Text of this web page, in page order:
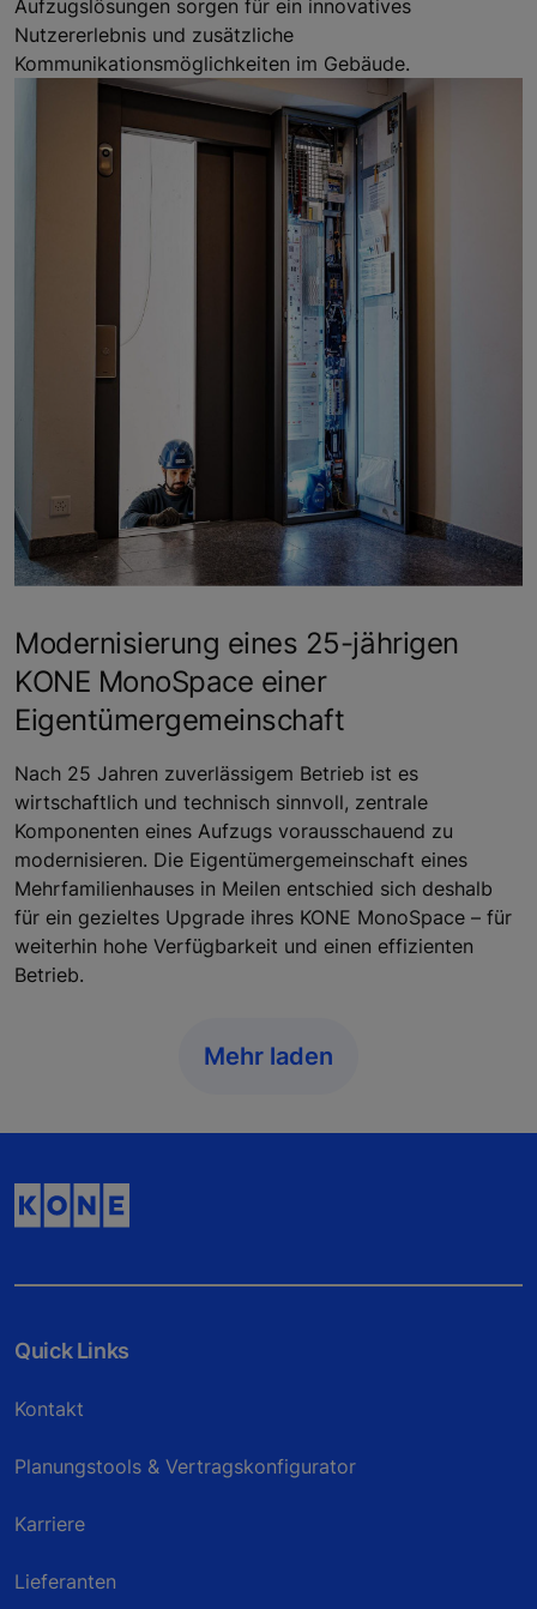
Aufzugslösungen sorgen für ein innovatives
Nutzererlebnis und zusätzliche
Kommunikationsmöglichkeiten im Gebäude.
Modernisierung eines 25-jährigen
KONE MonoSpace einer
Eigentümergemeinschaft
Nach 25 Jahren zuverlässigem Betrieb ist es
wirtschaftlich und technisch sinnvoll, zentrale
Komponenten eines Aufzugs vorausschauend zu
modernisieren. Die Eigentümergemeinschaft eines
Mehrfamilienhauses in Meilen entschied sich deshalb
für ein gezieltes Upgrade ihres KONE MonoSpace – für
weiterhin hohe Verfügbarkeit und einen effizienten
Betrieb.
Mehr laden
Quick Links
Kontakt
Planungstools & Vertragskonfigurator
Karriere
Lieferanten